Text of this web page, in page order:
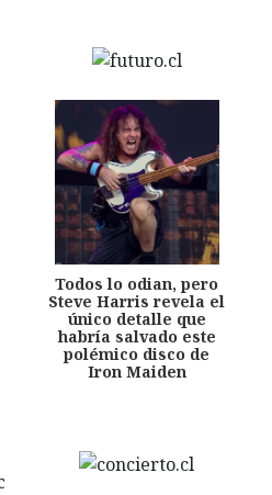
Todos lo odian, pero
Steve Harris revela el
único detalle que
habría salvado este
polémico disco de
Iron Maiden